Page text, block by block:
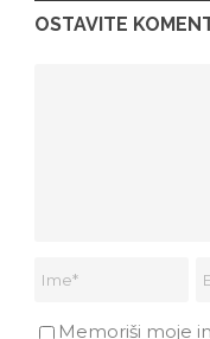
OSTAVITE
Memoriši moje